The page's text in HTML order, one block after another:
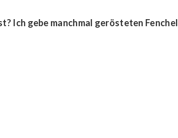
Ich gebe manchmal gerösteten Fenchel